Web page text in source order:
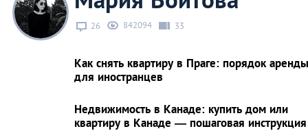
26 842094 33
Как снять квартиру в Праге: порядок аренды
для иностранцев
Недвижимость в Канаде: купить дом или
квартиру в Канаде — пошаговая инструкция